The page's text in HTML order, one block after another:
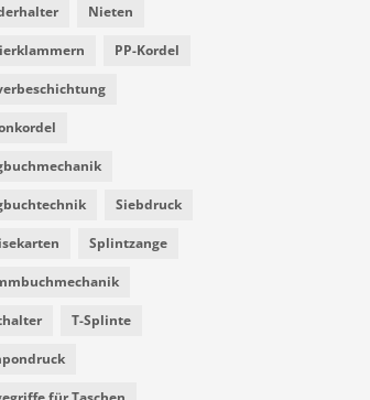
Nieten
PP-Kordel
Siebdruck
Splintzange
T-Splinte